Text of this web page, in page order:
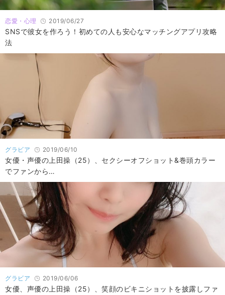
恋愛・心理 2019/06/27
SNSで彼女を作ろう！初めての人も安心なマッチングアプリ攻略
法
グラビア 2019/06/10
女優・声優の上田操（25）、セクシーオフショット&巻頭カラー
でファンから…
グラビア 2019/06/06
女優、声優の上田操（25）、笑顔のビキニショットを披露しファ